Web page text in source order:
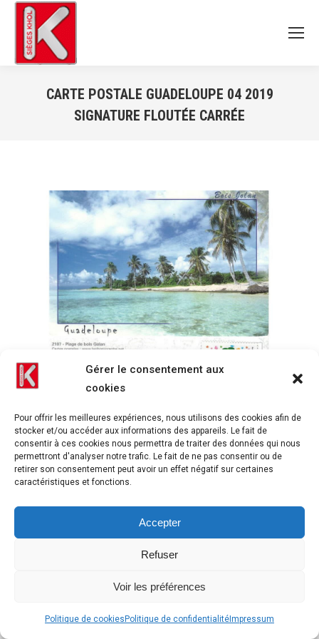
Gérer le consentement aux
cookies
Pour offrir les meilleures expériences, nous utilisons des cookies afin de
stocker et/ou accéder aux informations des appareils. Le fait de
consentir à ces cookies nous permettra de traiter des données qui nous
permettront d'analyser notre trafic. Le fait de ne pas consentir ou de
retirer son consentement peut avoir un effet négatif sur certaines
caractéristiques et fonctions.
Accepter
Refuser
Voir les préférences
Politique de cookies Politique de confidentialité Impressum
CARTE POSTALE GUADELOUPE 04 2019
SIGNATURE FLOUTÉE CARRÉE